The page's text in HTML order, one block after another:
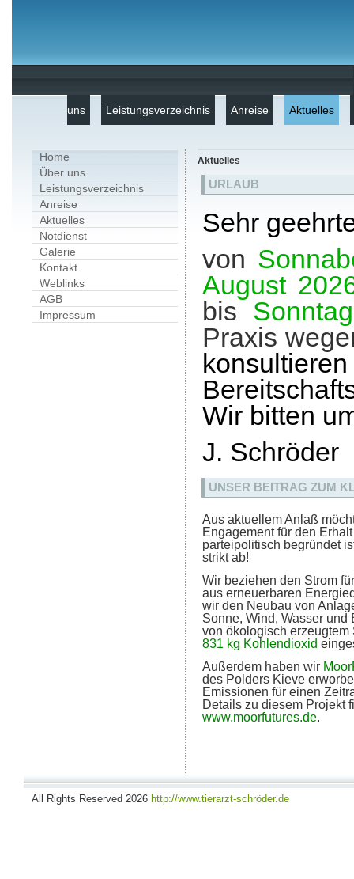
uns Leistungsverzeichnis Anreise Aktuelles
Home
Über uns
Leistungsverzeichnis
Anreise
Aktuelles
Notdienst
Galerie
Kontakt
Weblinks
AGB
Impressum
Aktuelles
URLAUB
Sehr
von
August
bis Sonntag
Praxis
Wir bitten
J. Schröder
UNSER BEITRAG ZUM
Aus aktuellem Anlaß
Engagement für den
parteipolitisch begründet
strikt ab!
Wir beziehen den Strom
aus erneuerbaren
wir den Neubau von
Sonne, Wind, Wasser
von ökologisch
831 kg Kohlendioxid
Außerdem haben wir
des Polders Kieve
Emissionen für einen
Details zu diesem Projekt
www.moorfutures.de.
All Rights Reserved 2026 http://www.tierarzt-schröder.de